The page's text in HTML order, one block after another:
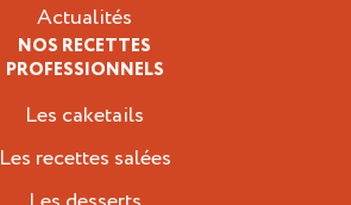
Actualités
NOS RECETTES
PROFESSIONNELS
Les caketails
Les recettes salées